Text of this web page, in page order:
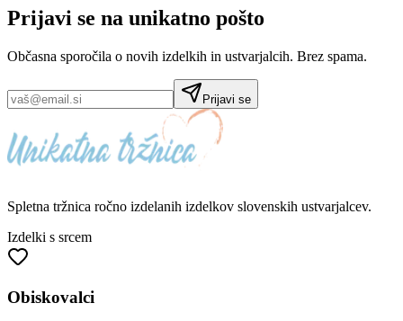
Prijavi se na unikatno pošto
Občasna sporočila o novih izdelkih in ustvarjalcih. Brez spama.
Prijavi se
Spletna tržnica ročno izdelanih izdelkov slovenskih ustvarjalcev.
Izdelki s srcem
Obiskovalci